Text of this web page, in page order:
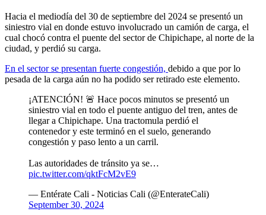
Hacia el mediodía del 30 de septiembre del 2024 se presentó un
siniestro vial en donde estuvo involucrado un camión de carga, el
cual chocó contra el puente del sector de Chipichape, al norte de la
ciudad, y perdió su carga.
En el sector se presentan fuerte congestión, debido a que por lo
pesada de la carga aún no ha podido ser retirado este elemento.
¡ATENCIÓN! 🚨 Hace pocos minutos se presentó un
siniestro vial en todo el puente antiguo del tren, antes de
llegar a Chipichape. Una tractomula perdió el
contenedor y este terminó en el suelo, generando
congestión y paso lento a un carril.
Las autoridades de tránsito ya se…
pic.twitter.com/qktFcM2vE9
— Entérate Cali - Noticias Cali (@EnterateCali)
September 30, 2024